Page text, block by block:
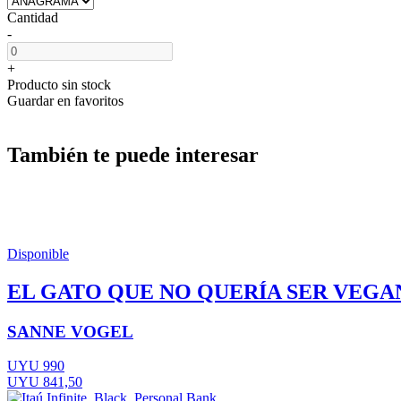
Cantidad
-
+
Producto sin stock
Guardar en favoritos
También te puede interesar
Disponible
EL GATO QUE NO QUERÍA SER
SANNE VOGEL
UYU 990
UYU 841,50